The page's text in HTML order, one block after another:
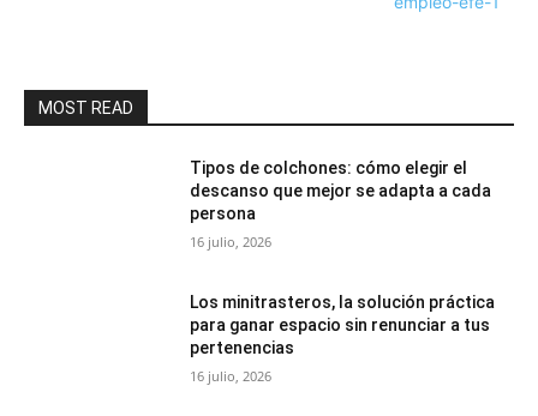
MOST READ
Tipos de colchones: cómo elegir el
descanso que mejor se adapta a cada
persona
16 julio, 2026
Los minitrasteros, la solución práctica
para ganar espacio sin renunciar a tus
pertenencias
16 julio, 2026